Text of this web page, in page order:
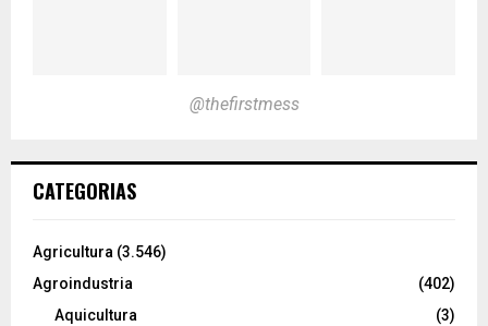
@thefirstmess
CATEGORIAS
Agricultura (3.546)
Agroindustria
(402)
Aquicultura
(3)